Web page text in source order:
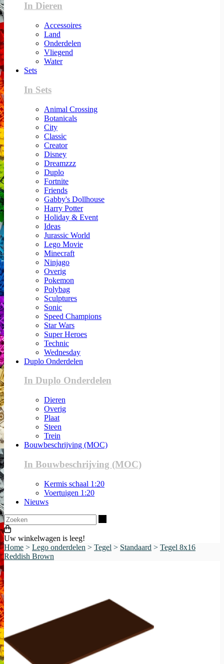
In Dieren
Accessoires
Land
Onderdelen
Vliegend
Water
Sets
In Sets
Animal Crossing
Botanicals
City
Classic
Creator
Disney
Dreamzzz
Duplo
Fortnite
Friends
Gabby's Dollhouse
Harry Potter
Holiday & Event
Ideas
Jurassic World
Lego Movie
Minecraft
Ninjago
Overig
Pokemon
Polybag
Sculptures
Sonic
Speed Champions
Star Wars
Super Heroes
Technic
Wednesday
Duplo Onderdelen
In Duplo Onderdelen
Dieren
Overig
Plaat
Steen
Trein
Bouwbeschrijving (MOC)
In Bouwbeschrijving (MOC)
Kermis schaal 1:20
Voertuigen 1:20
Nieuws
Uw winkelwagen is leeg!
Home > Lego onderdelen > Tegel > Standaard > Tegel 8x16
Reddish Brown